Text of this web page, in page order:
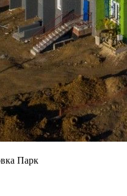
Парк